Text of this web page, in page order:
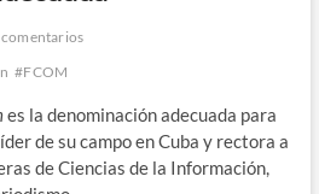
comentarios
#FCOM
es la denominación adecuada para
de su campo en Cuba y rectora a
de Ciencias de la Información,